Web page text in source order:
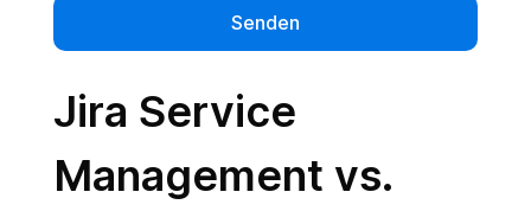
Jira Service
Management vs.